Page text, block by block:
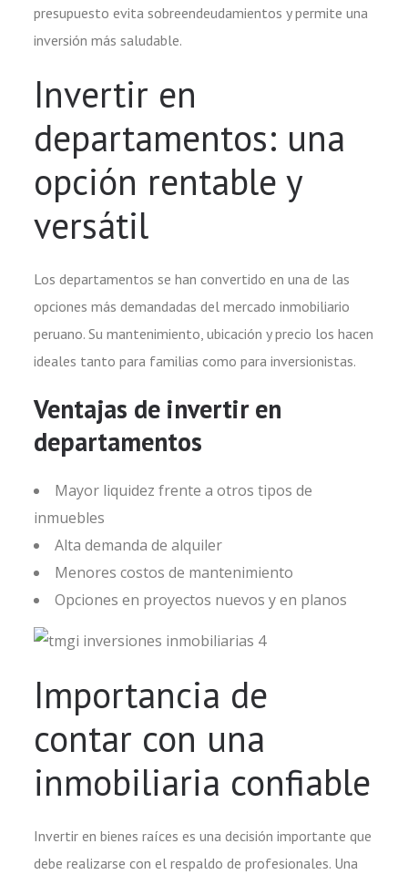
presupuesto evita sobreendeudamientos y permite una
inversión más saludable.
Invertir en
departamentos: una
opción rentable y
versátil
Los departamentos se han convertido en una de las
opciones más demandadas del mercado inmobiliario
peruano. Su mantenimiento, ubicación y precio los hacen
ideales tanto para familias como para inversionistas.
Ventajas de invertir en
departamentos
Mayor liquidez frente a otros tipos de
inmuebles
Alta demanda de alquiler
Menores costos de mantenimiento
Opciones en proyectos nuevos y en planos
Importancia de
contar con una
inmobiliaria confiable
Invertir en bienes raíces es una decisión importante que
debe realizarse con el respaldo de profesionales. Una